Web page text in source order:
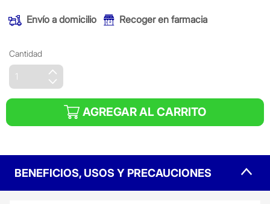
Envío a domicilio Recoger en farmacia
Cantidad
AGREGAR AL CARRITO
BENEFICIOS, USOS Y PRECAUCIONES